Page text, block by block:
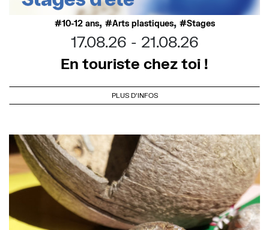
10-12 ans, Arts plastiques, Stages
17.08.26
21.08.26
En touriste chez toi !
PLUS D'INFOS